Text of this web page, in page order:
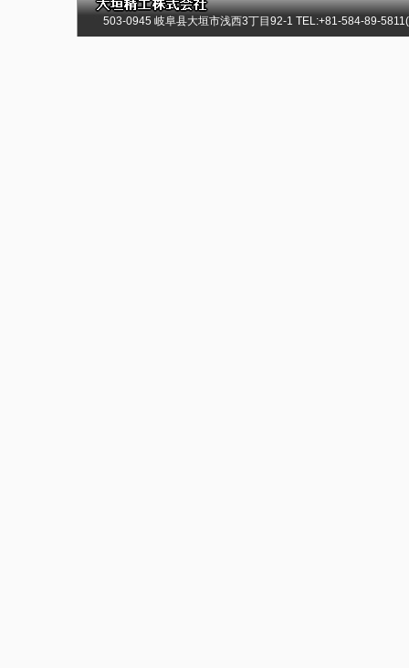
503-0945 岐阜县大垣市浅西3丁目92-1 TEL:+81-584-89-